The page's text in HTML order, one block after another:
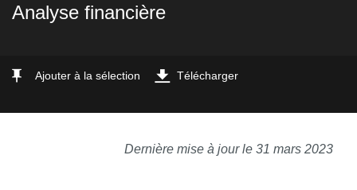
Analyse financière
Ajouter à la sélection Télécharger
Dernière mise à jour le 31 mars 2023